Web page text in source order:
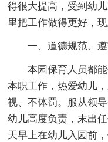
得很大提高，受到幼
里把工作做得更好，现
一、道德规范、
本园保育人员都
本职工作，热爱幼儿
视、不体罚。服从领
幼儿高度负责，末出
天早上在幼儿入园前